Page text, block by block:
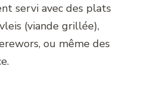
servi avec des plats
(viande grillée),
ou même des